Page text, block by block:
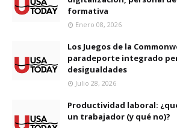
formativa
Enero 08, 2026
Los Juegos de la
paradeporte integrado
desigualdades
Julio 28, 2026
Productividad laboral:
un trabajador (y qué no)?